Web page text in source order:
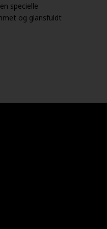
specielle
og glansfuldt